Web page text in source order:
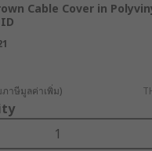
Cable Cover in
ภาษีมูลค่าเพิ่ม)